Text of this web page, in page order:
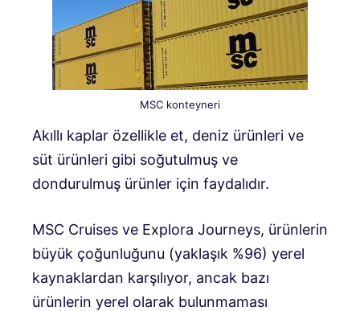
MSC konteyneri
Akıllı kaplar özellikle et, deniz ürünleri ve
süt ürünleri gibi soğutulmuş ve
dondurulmuş ürünler için faydalıdır.
MSC Cruises ve Explora Journeys, ürünlerin
büyük çoğunluğunu (yaklaşık %96) yerel
kaynaklardan karşılıyor, ancak bazı
ürünlerin yerel olarak bulunmaması